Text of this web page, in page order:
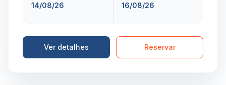
14/08/26 16/08/26
Ver detalhes Reservar